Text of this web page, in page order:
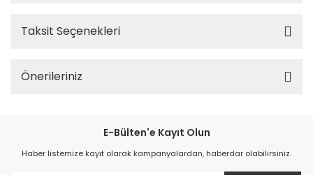
Taksit Seçenekleri
Önerileriniz
E-Bülten'e Kayıt Olun
Haber listemize kayıt olarak kampanyalardan, haberdar olabilirsiniz.